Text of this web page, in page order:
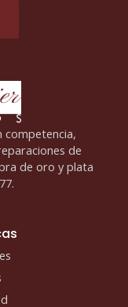
competencia,
de
de oro y plata